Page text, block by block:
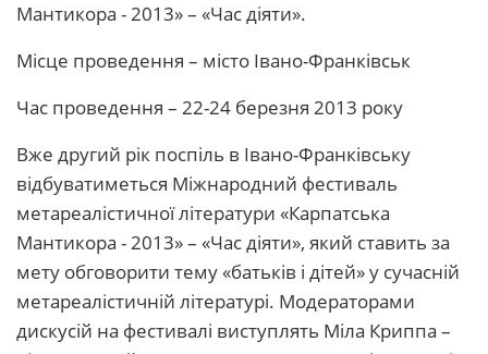
Мантикора - 2013» – «Час діяти».
Місце проведення – місто Івано-Франківськ
Час проведення – 22-24 березня 2013 року
Вже другий рік поспіль в Івано-Франківську
відбуватиметься Міжнародний фестиваль
метареалістичної літератури «Карпатська
Мантикора - 2013» – «Час діяти», який ставить за
мету обговорити тему «батьків і дітей» у сучасній
метареалістичній літературі. Модераторами
дискусій на фестивалі виступлять Міла Криппа –